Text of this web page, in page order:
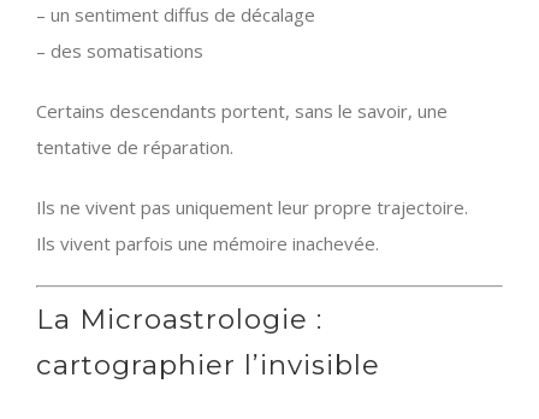
– un sentiment diffus de décalage
– des somatisations
Certains descendants portent, sans le savoir, une
tentative de réparation.
Ils ne vivent pas uniquement leur propre trajectoire.
Ils vivent parfois une mémoire inachevée.
La Microastrologie :
cartographier l’invisible